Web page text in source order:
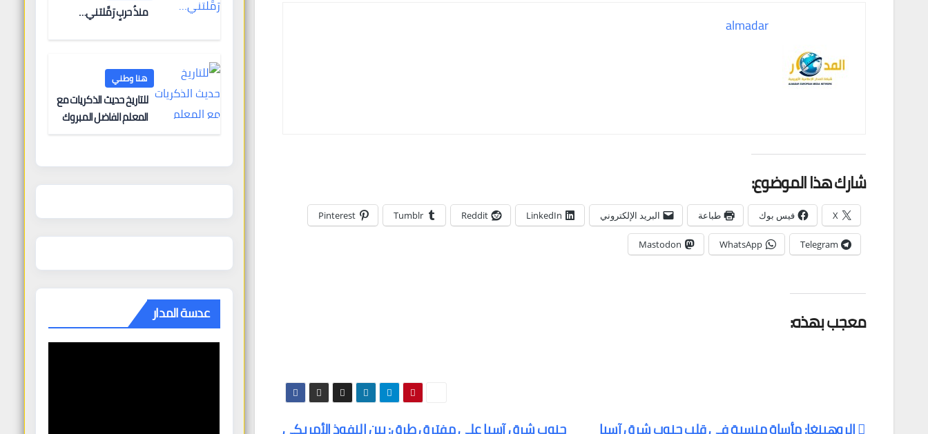
almadar
شارك هذا الموضوع:
X فيس بوك طباعة البريد الإلكتروني LinkedIn
Reddit
Tumblr
Pinterest
Telegram
WhatsApp
Mastodon
معجب بهذه:
منذُ حربٍ رَمَّلتني…
هنا وطني
للتاريخ حديث الذكريات مع
المعلم الفاضل المبروك
عدسة المدار